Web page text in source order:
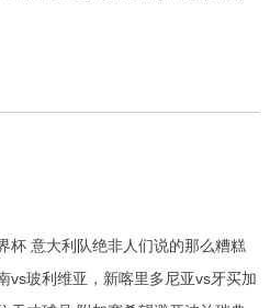
杯 意大利队绝非人们说的那么糟糕
vs玻利维亚，新喀里多尼亚vs牙买加